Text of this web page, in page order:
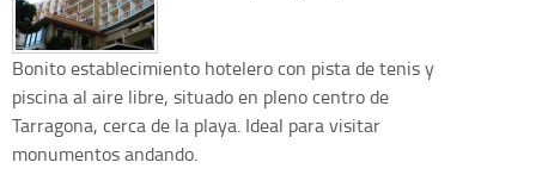
Bonito establecimiento hotelero con pista de tenis y
piscina al aire libre, situado en pleno centro de
Tarragona, cerca de la playa. Ideal para visitar
monumentos andando.